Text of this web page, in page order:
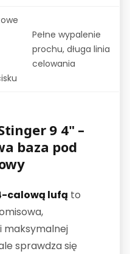
Pełne wypalenie
prochu, długa linia
celowania
9 4" –
baza pod
calową lufą to
maksymalnej
sprawdza się